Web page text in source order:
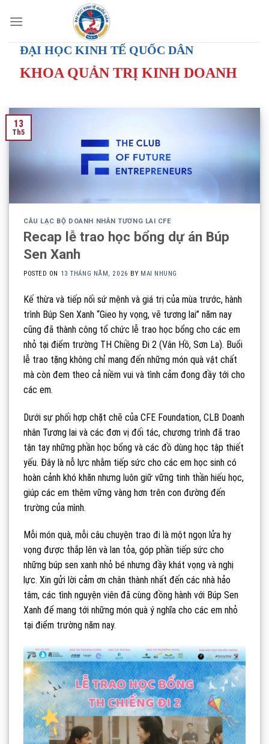
ĐẠI HỌC KINH TẾ QUỐC DÂN
KHOA QUẢN TRỊ KINH DOANH
13
Th5
CÂU LẠC BỘ DOANH NHÂN TƯƠNG LAI CFE
Recap lễ trao học bổng dự án Búp
Sen Xanh
POSTED ON 13 THÁNG NĂM, 2026 BY MAI NHUNG
Kế thừa và tiếp nối sứ mệnh và giá trị của mùa trước, hành
trình Búp Sen Xanh “Gieo hy vọng, vẽ tương lai” năm nay
cũng đã thành công tổ chức lễ trao học bổng cho các em
nhỏ tại điểm trường TH Chiềng Đi 2 (Vân Hồ, Sơn La). Buổi
lễ trao tặng không chỉ mang đến những món quà vật chất
mà còn đem theo cả niềm vui và tình cảm đong đầy tới cho
các em.
Dưới sự phối hợp chặt chẽ của CFE Foundation, CLB Doanh
nhân Tương lai và các đơn vị đối tác, chương trình đã trao
tận tay những phần học bổng và các đồ dùng học tập thiết
yếu. Đây là nỗ lực nhằm tiếp sức cho các em học sinh có
hoàn cảnh khó khăn nhưng luôn giữ vững tinh thần hiếu học,
giúp các em thêm vững vàng hơn trên con đường đến
trường của mình.
Mỗi món quà, mỗi câu chuyện trao đi là một ngọn lửa hy
vọng được thắp lên và lan tỏa, góp phần tiếp sức cho
những búp sen xanh nhỏ bé nhưng đầy khát vọng và nghị
lực. Xin gửi lời cảm ơn chân thành nhất đến các nhà hảo
tâm, các tình nguyện viên đã cùng đồng hành với Búp Sen
Xanh để mang tới những món quà ý nghĩa cho các em nhỏ
tại điểm trường năm nay.